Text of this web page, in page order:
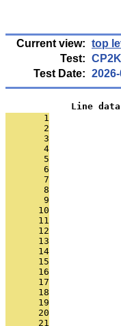
Current view: top
Test:
Test Date:
Line
       1
       2
       3
       4
       5
       6
       7
       8
       9
      10
      11
      12
      13
      14
      15
      16
      17
      18
      19
      20
      21